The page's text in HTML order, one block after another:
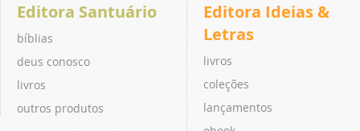
Editora Santuário
bíblias
deus conosco
livros
outros produtos
Editora Ideias &
Letras
livros
coleções
lançamentos